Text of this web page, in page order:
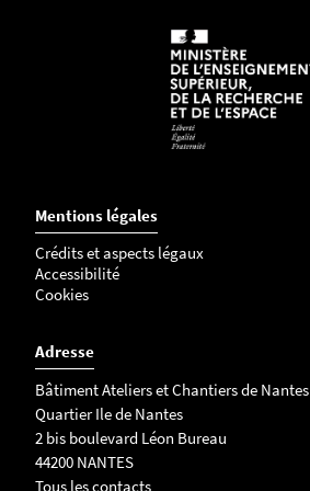
Mentions légales
Crédits et aspects légaux
Accessibilité
Cookies
Adresse
Bâtiment Ateliers et Chantiers de Nantes
Quartier Ile de Nantes
2 bis boulevard Léon Bureau
44200 NANTES
Tous les contacts